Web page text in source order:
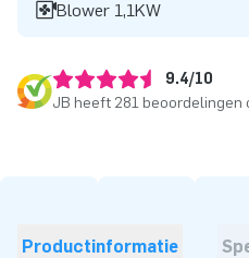
Blower 1,1KW
9.4/10
JB heeft 281 beoordelingen
Productinformatie